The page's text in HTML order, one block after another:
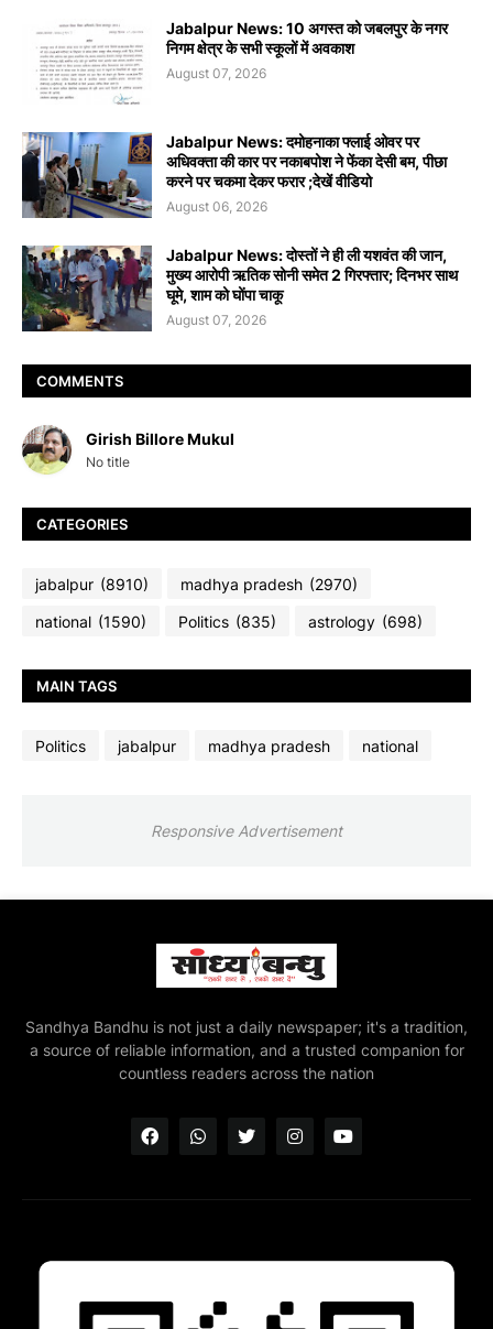
Jabalpur News: 10 अगस्त को जबलपुर के नगर
निगम क्षेत्र के सभी स्कूलों में अवकाश
August 07, 2026
Jabalpur News: दमोहनाका फ्लाई ओवर पर
अधिवक्ता की कार पर नकाबपोश ने फेंका देसी बम, पीछा
करने पर चकमा देकर फरार ;देखें वीडियो
August 06, 2026
Jabalpur News: दोस्तों ने ही ली यशवंत की जान,
मुख्य आरोपी ऋतिक सोनी समेत 2 गिरफ्तार; दिनभर साथ
घूमे, शाम को घोंपा चाकू
August 07, 2026
COMMENTS
Girish Billore Mukul
No title
CATEGORIES
jabalpur (8910) madhya pradesh (2970)
national (1590) Politics (835) astrology (698)
MAIN TAGS
Politics jabalpur madhya pradesh national
Responsive Advertisement
Sandhya Bandhu is not just a daily newspaper; it's a tradition,
a source of reliable information, and a trusted companion for
countless readers across the nation